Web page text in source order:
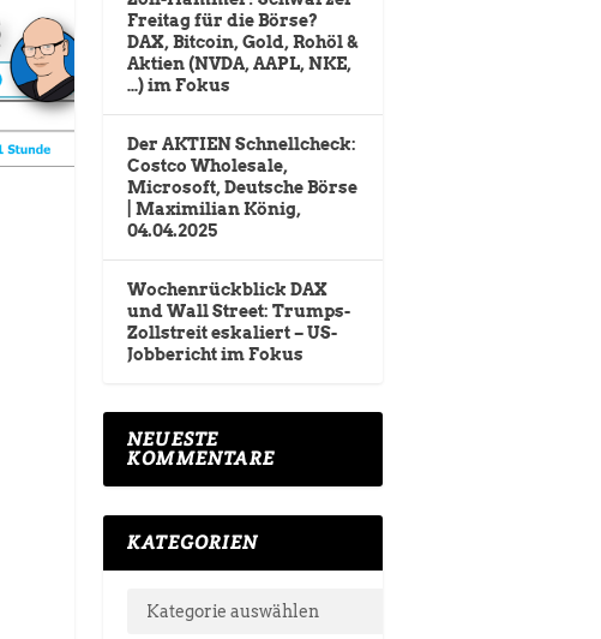
Freitag für die Börse?
DAX, Bitcoin, Gold, Rohöl &
Aktien (NVDA, AAPL, NKE,
…) im Fokus
Der AKTIEN Schnellcheck:
Costco Wholesale,
Microsoft, Deutsche Börse
| Maximilian König,
04.04.2025
Wochenrückblick DAX
und Wall Street: Trumps-
Zollstreit eskaliert – US-
Jobbericht im Fokus
NEUESTE
KOMMENTARE
KATEGORIEN